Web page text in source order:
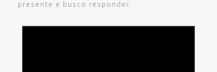
presente e busco responder.